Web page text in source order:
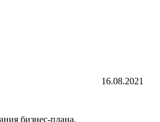
16.08.2021
бизнес-плана.